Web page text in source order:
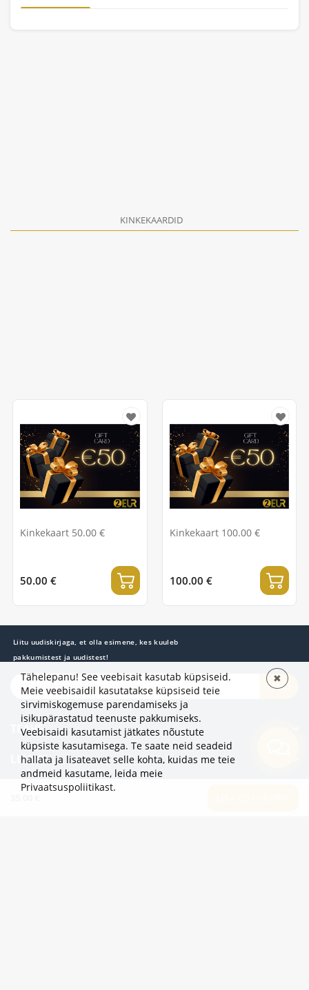
KINKEKAARDID
Kinkekaart 50.00 €
50.00 €
Kinkekaart 100.00 €
100.00 €
Liitu uudiskirjaga, et olla esimene, kes kuuleb
pakkumistest ja uudistest!
TELLI
TEAVE
LISAKS
KATEGOORIAD
Tähelepanu! See veebisait kasutab küpsiseid.
Meie veebisaidil kasutatakse küpsiseid teie
sirvimiskogemuse parendamiseks ja
isikupärastatud teenuste pakkumiseks.
Veebisaidi kasutamist jätkates nõustute
küpsiste kasutamisega. Te saate neid seadeid
hallata ja lisateavet selle kohta, kuidas me teie
andmeid kasutame, leida meie
Privaatsuspoliitikast.
✖